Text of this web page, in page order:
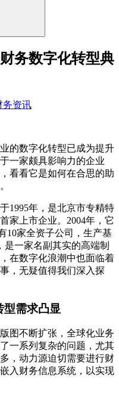
务数字化转型典
务资讯
的数字化转型已成为提升
一家颇具影响力的企业
看看它是如何在合思的助
1995年，是北京市专精特
家上市企业。2004年，它
10家全资子公司，生产基
是一家名副其实的高端制
在数字化浪潮中也面临着
，无疑值得我们深入探
型需求凸显
图不断扩张，全球化业务
一系列复杂的问题，尤其
，动力源迫切需要进行财
入财务信息系统，以实现